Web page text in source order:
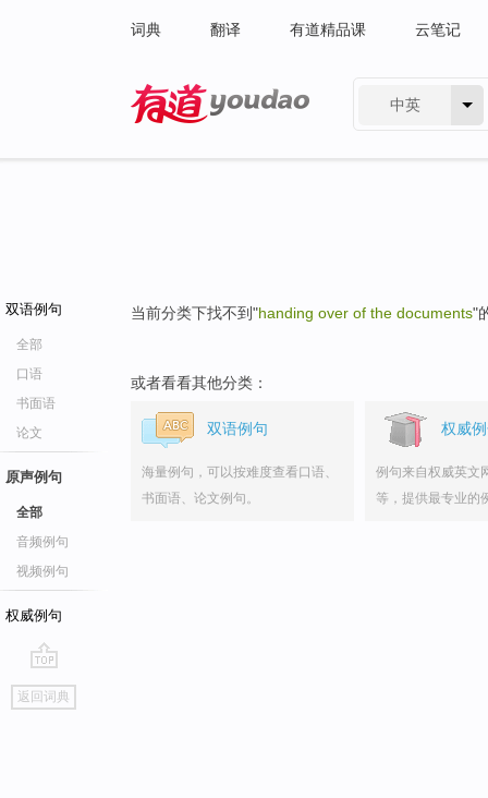
词典 翻译 有道精品课 云笔记
中英
双语例句
全部
口语
书面语
论文
原声例句
全部
音频例句
视频例句
权威例句
go
top
返回词典
当前分类下找不到"handing over of the documents"
或者看看其他分类：
双语例句
海量例句，可以按难度查看口语、
书面语、论文例句。
权威
例句来自权威英文
等，提供最专业的